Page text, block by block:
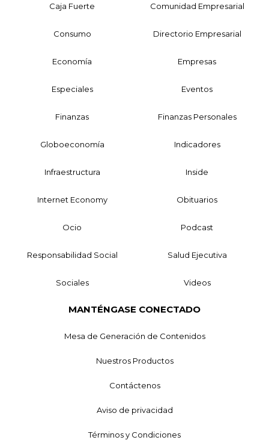
Caja Fuerte Comunidad Empresarial
Consumo Directorio Empresarial
Economía Empresas
Especiales Eventos
Finanzas Finanzas Personales
Globoeconomía Indicadores
Infraestructura Inside
Internet Economy Obituarios
Ocio Podcast
Responsabilidad Social Salud Ejecutiva
Sociales Videos
MANTÉNGASE CONECTADO
Mesa de Generación de Contenidos
Nuestros Productos
Contáctenos
Aviso de privacidad
Términos y Condiciones